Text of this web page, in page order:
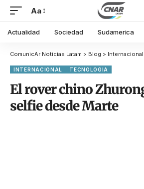
Aa
Actualidad Sociedad Sudamerica
ComunicAr Noticias Latam > Blog > Internacional
INTERNACIONAL TECNOLOGIA
El rover chino
selfie desde Marte